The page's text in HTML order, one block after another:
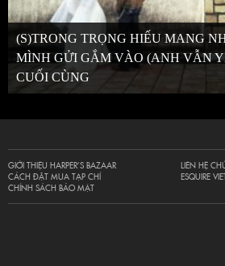
(S)TRONG TRỌNG HIẾU MANG
MÌNH GỬI GẮM VÀO (ANH VẪN
CUỐI CÙNG
GIỚI THIỆU HARPER’S BAZAAR
CÁCH ĐẶT MUA TẠP CHÍ
CHÍNH SÁCH BẢO MẬT
LIÊN HỆ
ESQUIRE